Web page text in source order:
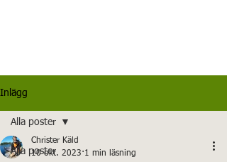
Inlägg
Alla poster
Alla poster
Christer Käld
10 okt. 2023 1 min läsning